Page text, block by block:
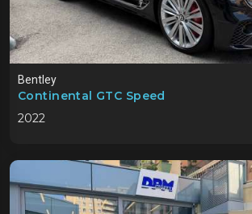
Bentley
Continental GTC Speed
2022